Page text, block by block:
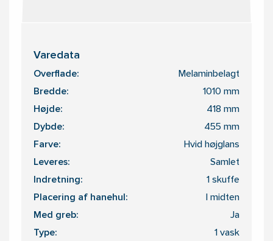
Varedata
Overflade: Melaminbelagt
Bredde: 1010 mm
Højde: 418 mm
Dybde: 455 mm
Farve: Hvid højglans
Leveres: Samlet
Indretning: 1 skuffe
Placering af hanehul: I midten
Med greb: Ja
Type: 1 vask